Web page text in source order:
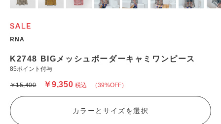
RNA
K2748 BIGメッシュボーダーキャミワンピース
85ポイント付与
（39%OFF）
￥9,350 税込
￥15,400
カラーとサイズを選択